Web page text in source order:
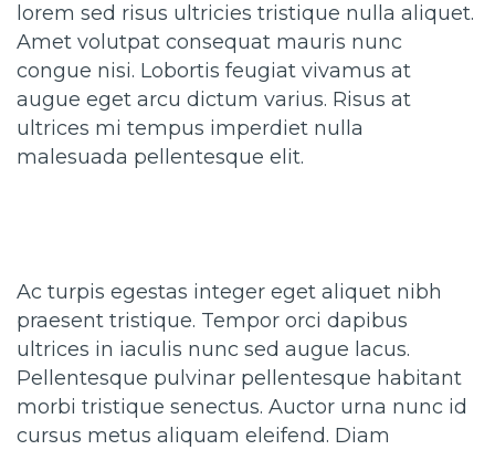
lorem sed risus ultricies tristique nulla aliquet.
Amet volutpat consequat mauris nunc
congue nisi. Lobortis feugiat vivamus at
augue eget arcu dictum varius. Risus at
ultrices mi tempus imperdiet nulla
malesuada pellentesque elit.
Ac turpis egestas integer eget aliquet nibh
praesent tristique. Tempor orci dapibus
ultrices in iaculis nunc sed augue lacus.
Pellentesque pulvinar pellentesque habitant
morbi tristique senectus. Auctor urna nunc id
cursus metus aliquam eleifend. Diam